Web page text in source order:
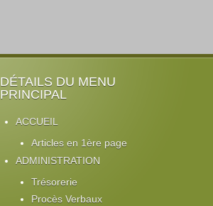
DÉTAILS DU MENU
PRINCIPAL
ACCUEIL
Articles en 1ère page
ADMINISTRATION
Trésorerie
Procès Verbaux